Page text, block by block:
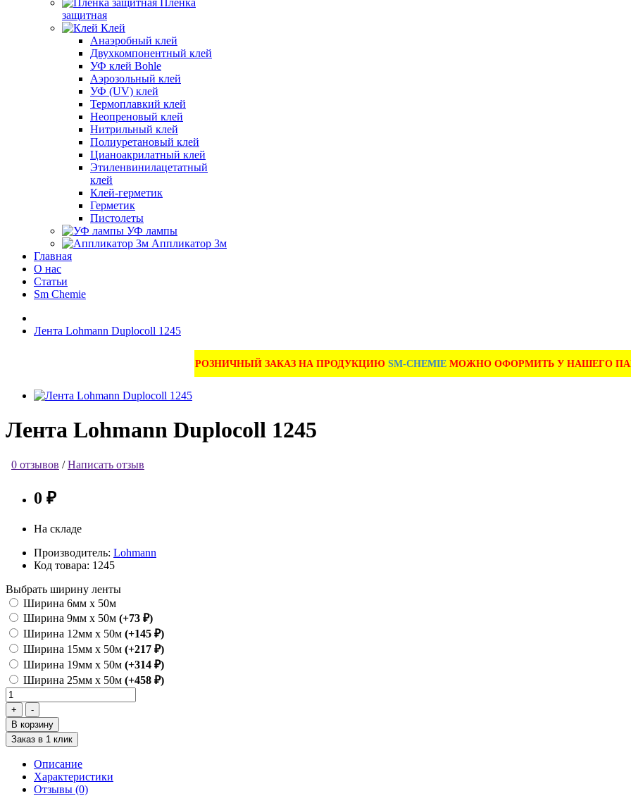
защитная
Клей
Анаэробный клей
Двухкомпонентный клей
УФ клей Bohle
Аэрозольный клей
УФ (UV) клей
Термоплавкий клей
Неопреновый клей
Нитрильный клей
Полиуретановый клей
Цианоакрилатный клей
Этиленвинилацетатный
клей
Клей-герметик
Герметик
Пистолеты
УФ лампы
Аппликатор 3м
Главная
О нас
Статьи
Sm Chemie
Лента Lohmann Duplocoll 1245
РОЗНИЧНЫЙ ЗАКАЗ НА ПРОДУКЦИЮ SM-CHEMIE МОЖНО ОФОРМИТЬ У НАШЕГО
Лента Lohmann Duplocoll 1245
0 отзывов /Написать отзыв
0 ₽
На складе
Производитель: Lohmann
Код товара: 1245
Выбрать ширину ленты
Ширина 6мм х 50м
Ширина 9мм х 50м (+73 ₽)
Ширина 12мм х 50м (+145 ₽)
Ширина 15мм х 50м (+217 ₽)
Ширина 19мм х 50м (+314 ₽)
Ширина 25мм х 50м (+458 ₽)
В корзину
Заказ в 1 клик
Описание
Характеристики
Отзывы (0)